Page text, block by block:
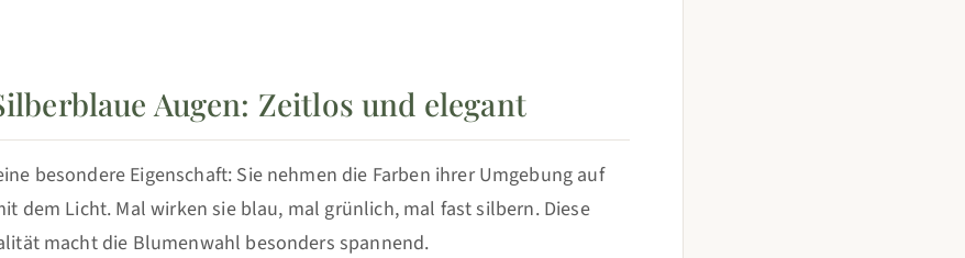
Augen: Zeitlos und elegant
besondere Eigenschaft: Sie nehmen die Farben ihrer Umgebung auf
dem Licht. Mal wirken sie blau, mal grünlich, mal fast silbern. Diese
macht die Blumenwahl besonders spannend.